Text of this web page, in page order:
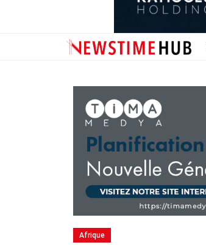
Afrique